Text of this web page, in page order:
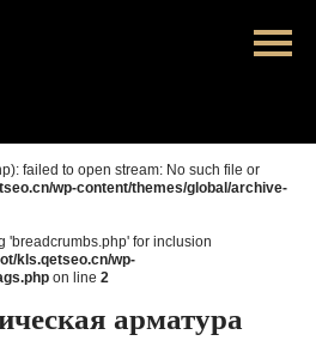
failed to open stream: No such file or
wp-content/themes/global/archive-
'breadcrumbs.php' for inclusion
kls.qetseo.cn/wp-
on line 2
арматура